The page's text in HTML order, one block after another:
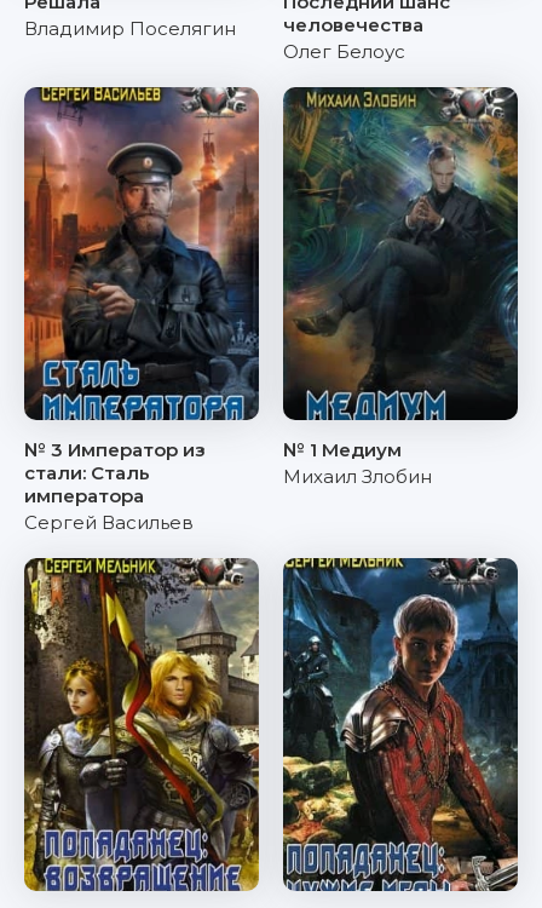
Владимир Поселягин
человечества
Олег Белоус
№ 3 Император из
стали: Сталь
императора
Сергей Васильев
№ 1 Медиум
Михаил Злобин